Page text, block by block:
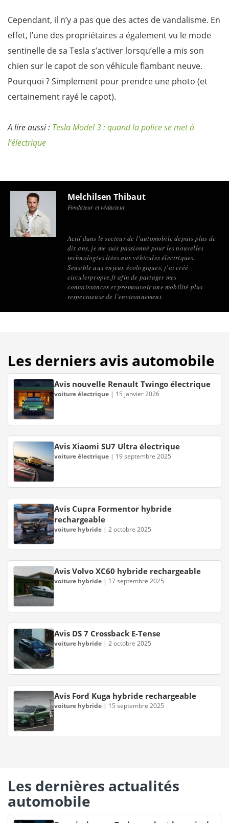
Cependant, il n’y a pas que des actes de vandalisme. En
effet, l’une des propriétaires a également vu le mode
sentinelle de sa Tesla s’activer lorsqu’elle a mis son
chien sur le capot de son véhicule flambant neuve.
Pourquoi ? Simplement pour prendre une photo (et
certainement rayé le capot).
A lire aussi : Tesla Model 3 : quand la police se met à
l’électrique
Melchilsen Thibaut
Fondateur et rédacteur
Actif dans le secteur de l’automobile depuis plus de
dix ans, je me suis passionné pour les nouvelles
technologies liées aux véhicules électriques.
Sensible aux enjeux écologiques, j’ai créé
circulerpropre.fr afin de partager mes
connaissances et promouvoir une mobilité plus
respectueuse de l’environnement.
Les derniers avis automobile
Avis nouvelle Renault Twingo électrique
voiture électrique | 15 janvier 2026
Avis Xiaomi SU7 Ultra électrique
voiture électrique | 19 septembre 2025
Avis Cupra Formentor hybride
rechargeable
voiture hybride | 2 octobre 2025
Avis Volvo XC60 hybride rechargeable
voiture hybride | 17 septembre 2025
Avis DS 7 Crossback E-Tense
voiture hybride | 2 octobre 2025
Avis Ford Kuga hybride rechargeable
voiture hybride | 15 septembre 2025
Les dernières actualités
automobile